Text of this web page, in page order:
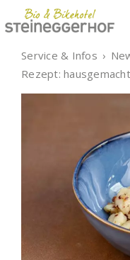
Service & Infos
Rezept: